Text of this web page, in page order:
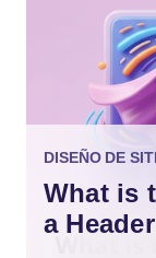
DISEÑO DE
What is
a